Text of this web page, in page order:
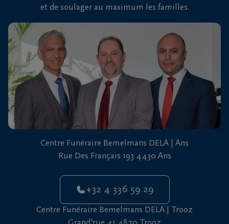
et de soulager au maximum les familles.
Centre Funéraire Bemelmans DELA | Ans
Rue Des Français 193 4430 Ans
+32 4 336 59 29
Centre Funéraire Bemelmans DELA | Trooz